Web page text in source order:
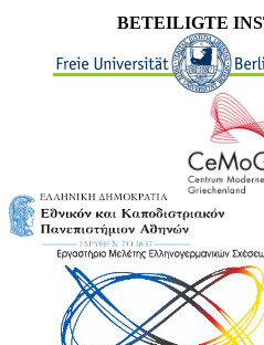
BETEILIGTE